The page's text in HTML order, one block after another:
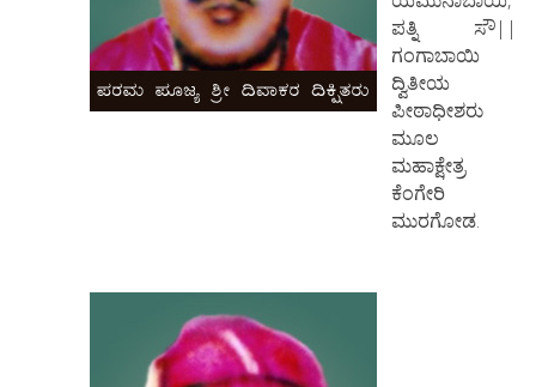
ಪತ್ನಿ ಸೌ||
ಗಂಗಾಬಾಯಿ
ದ್ವಿತೀಯ
ಪೀಠಾಧೀಶರು
ಮೂಲ
ಮಹಾಕ್ಷೇತ್ರ
ಕೆಂಗೇರಿ
ಮುರಗೋಡ.